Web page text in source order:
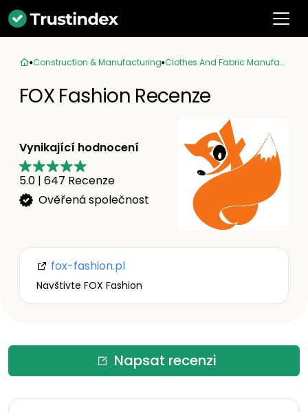
Construction & Manufacturing Clothes And Fabric Manufacturer
FOX Fashion Recenze
Vynikající hodnocení
5.0 | 647 Recenze
Ověřená společnost
fox-fashion.pl
Navštivte FOX Fashion
Napsat recenzi